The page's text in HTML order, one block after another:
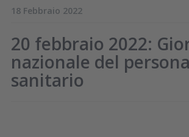
18 Febbraio 2022
20 febbraio 2022:
nazionale del
sanitario